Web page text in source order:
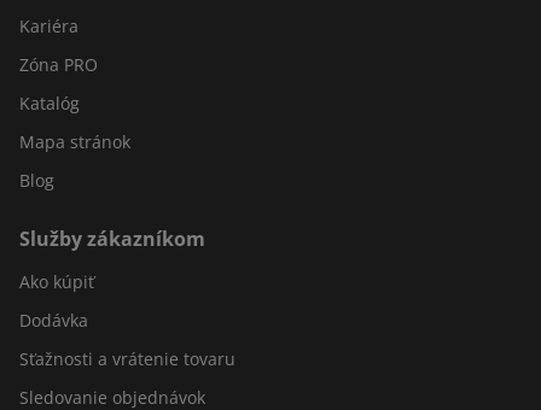
Kariéra
Zóna PRO
Katalóg
Mapa stránok
Blog
Služby zákazníkom
Ako kúpiť
Dodávka
Sťažnosti a vrátenie tovaru
Sledovanie objednávok